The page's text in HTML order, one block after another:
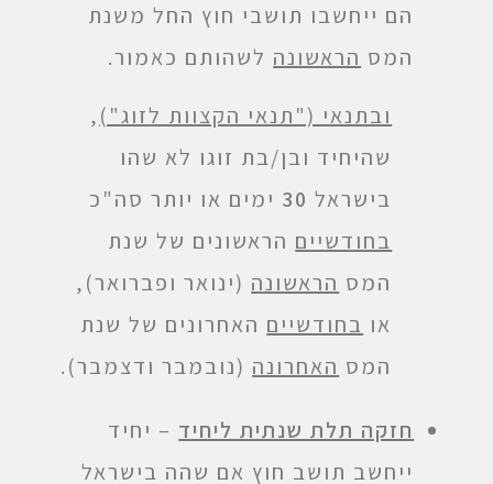
הם ייחשבו תושבי חוץ החל משנת
המס הראשונה לשהותם כאמור.
ובתנאי ("תנאי הקצוות לזוג"),
שהיחיד ובן/בת זוגו לא שהו
בישראל 30 ימים או יותר סה"כ
בחודשיים הראשונים של שנת
המס הראשונה (ינואר ופברואר),
או בחודשיים האחרונים של שנת
המס האחרונה (נובמבר ודצמבר).
חזקה תלת שנתית ליחיד – יחיד
ייחשב תושב חוץ אם שהה בישראל